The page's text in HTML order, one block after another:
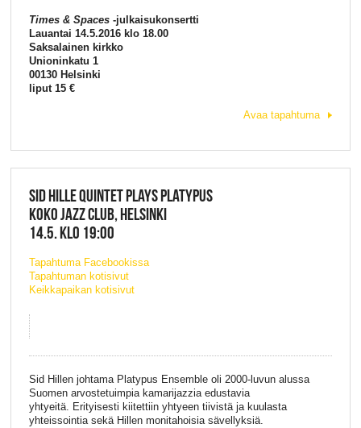
Times & Spaces-julkaisukonsertti
Lauantai 14.5.2016 klo 18.00
Saksalainen kirkko
Unioninkatu 1
00130 Helsinki
liput 15 €
Avaa tapahtuma
SID HILLE QUINTET PLAYS PLATYPUS
KOKO JAZZ CLUB, HELSINKI
14.5. KLO 19:00
Tapahtuma Facebookissa
Tapahtuman kotisivut
Keikkapaikan kotisivut
Sid Hillen johtama Platypus Ensemble oli 2000-luvun alussa
Suomen arvostetuimpia kamarijazzia edustavia
yhtyeitä. Erityisesti kiitettiin yhtyeen tiivistä ja kuulasta
yhteissointia sekä Hillen monitahoisia sävellyksiä.